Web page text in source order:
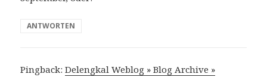
ANTWORTEN
Pingback:Delengkal Weblog » Blog Archive »